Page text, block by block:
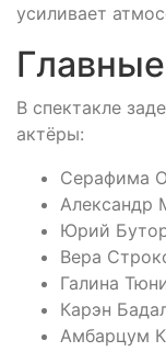
усиливает
В спектакле
актёры:
Серафима
Александр
Юрий
Вера
Галина
Карэн
Амбарцум